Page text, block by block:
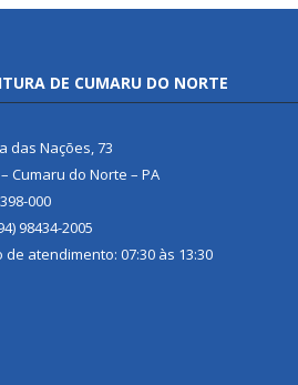
DE CUMARU DO NORTE
das Nações, 73
Cumaru do Norte – PA
000
98434-2005
de atendimento: 07:30 às 13:30